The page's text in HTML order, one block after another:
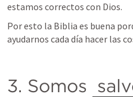
estamos correctos con Dios.
Por esto la Biblia es buena
ayudarnos cada día hacer las
3. Somos